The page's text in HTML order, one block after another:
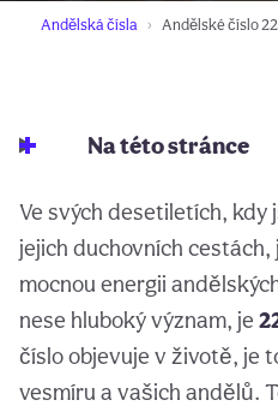
Andělská čísla Andělské číslo
Na této stránce
Ve svých desetiletích, kdy
jejich duchovních
mocnou energii
nese hluboký význam, je
číslo objevuje v životě, je
vesmíru a vašich andělů.